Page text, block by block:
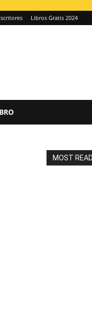
Libros Gratis 2024
MOST READ